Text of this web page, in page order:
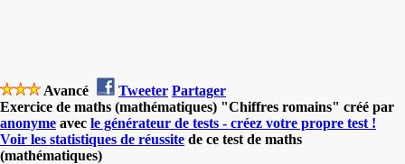
Avancé Tweeter Partager
Exercice de maths (mathématiques) "Chiffres romains" créé par
anonyme avec le générateur de tests - créez votre propre test !
Voir les statistiques de réussite de ce test de maths
(mathématiques)